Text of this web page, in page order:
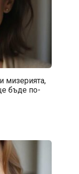
мизерията,
бъде по-